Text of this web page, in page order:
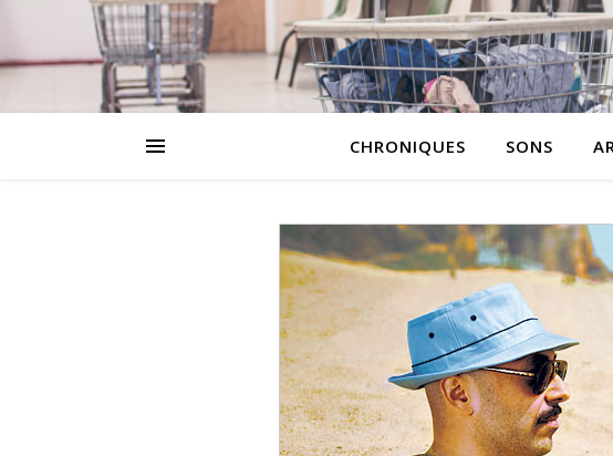
CHRONIQUES SONS